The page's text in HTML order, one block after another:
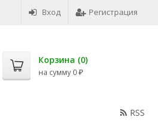
Вход Регистрация
Корзина (0)
на сумму 0 ₽
RSS